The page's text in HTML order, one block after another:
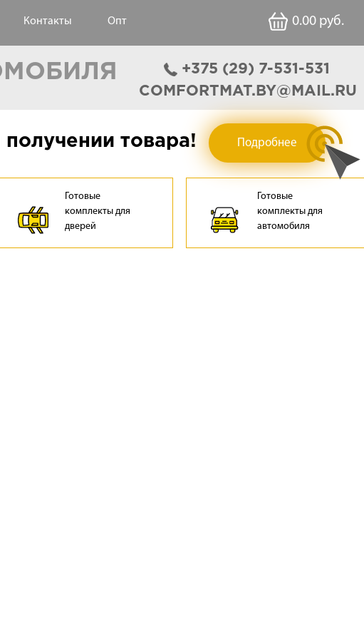
Контакты Опт 0.00 руб.
‎+375 (29) 7-531-531
COMFORTMAT.BY@MAIL.RU
товара! Подробнее
Готовые
комплекты для
дверей
Готовые
комплекты для
автомобиля